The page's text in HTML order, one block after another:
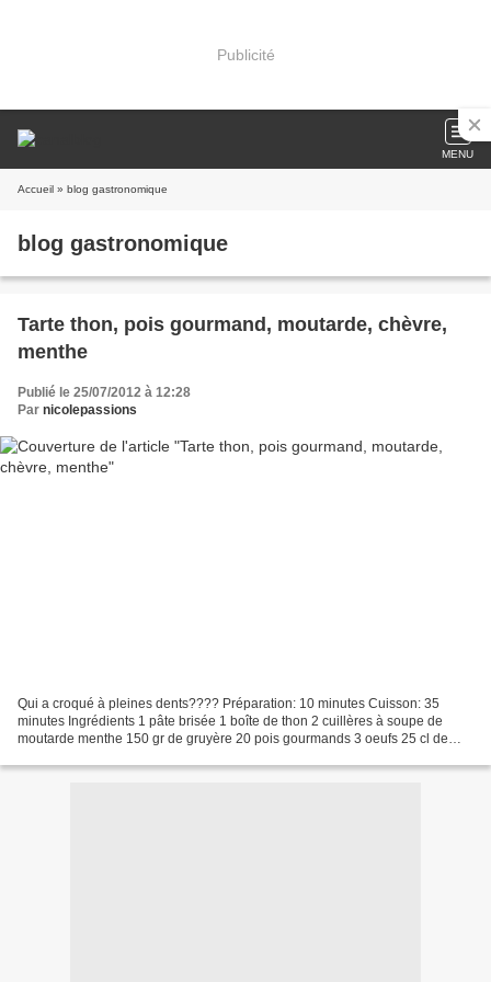
Publicité
MENU
Accueil » blog gastronomique
blog gastronomique
Tarte thon, pois gourmand, moutarde, chèvre,
menthe
Publié le 25/07/2012 à 12:28
Par nicolepassions
Qui a croqué à pleines dents???? Préparation: 10 minutes Cuisson: 35
minutes Ingrédients 1 pâte brisée 1 boîte de thon 2 cuillères à soupe de
moutarde menthe 150 gr de gruyère 20 pois gourmands 3 oeufs 25 cl de